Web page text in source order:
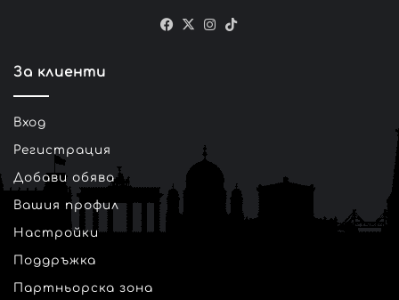
Facebook
X Instagram
За клиенти
Вход
Регистрация
Добави обява
Вашия профил
Настройки
Поддръжка
Партньорска зона